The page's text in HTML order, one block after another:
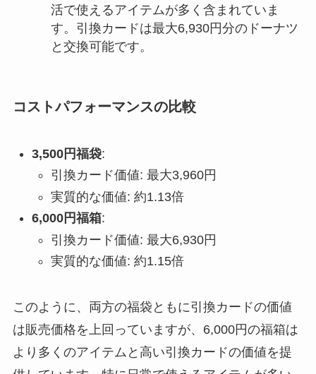
活で使えるアイテムが多く含まれていま
す。引換カードは最大6,930円分のドーナツ
と交換可能です。
コストパフォーマンスの比較
3,500円福袋:
引換カード価値: 最大3,960円
実質的な価値: 約1.13倍
6,000円福箱:
引換カード価値: 最大6,930円
実質的な価値: 約1.15倍
このように、両方の福袋ともに引換カードの価値
は販売価格を上回っていますが、6,000円の福箱は
より多くのアイテムと高い引換カードの価値を提